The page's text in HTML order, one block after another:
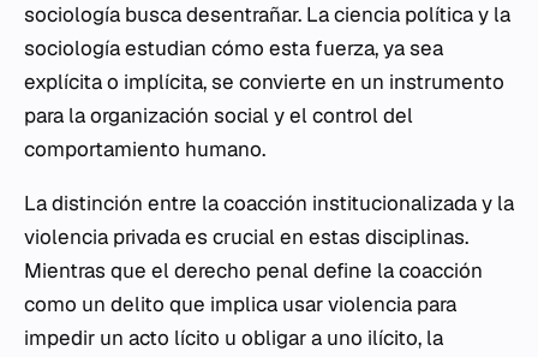
sociología busca desentrañar. La ciencia política y la
sociología estudian cómo esta fuerza, ya sea
explícita o implícita, se convierte en un instrumento
para la organización social y el control del
comportamiento humano.
La distinción entre la coacción institucionalizada y la
violencia privada es crucial en estas disciplinas.
Mientras que el derecho penal define la coacción
como un delito que implica usar violencia para
impedir un acto lícito u obligar a uno ilícito, la